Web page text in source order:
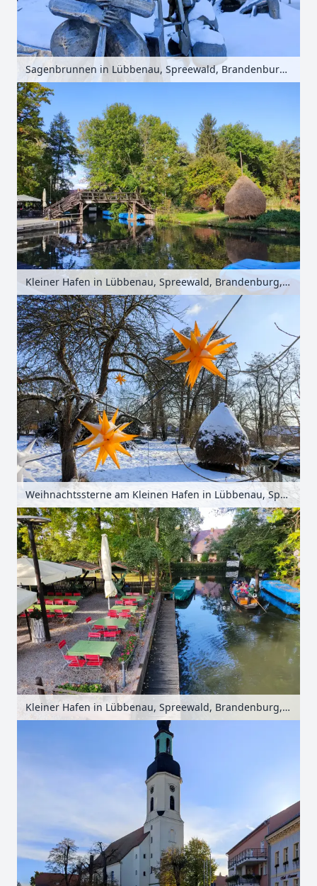
Sagenbrunnen in Lübbenau, Spreewald, Brandenburg, Deutschland
Kleiner Hafen in Lübbenau, Spreewald, Brandenburg, Deutschland
Weihnachtssterne am Kleinen Hafen in Lübbenau, Spreewald, Brandenburg, Deutschland
Kleiner Hafen in Lübbenau, Spreewald, Brandenburg, Deutschland